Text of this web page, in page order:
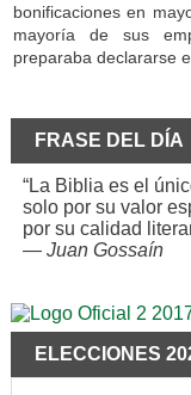
bonificaciones en
mayoría de sus
preparaba declararse
FRASE DEL DÍA
“La Biblia es el
solo por su valor
por su calidad
— Juan Gossaín
ELECCIONES